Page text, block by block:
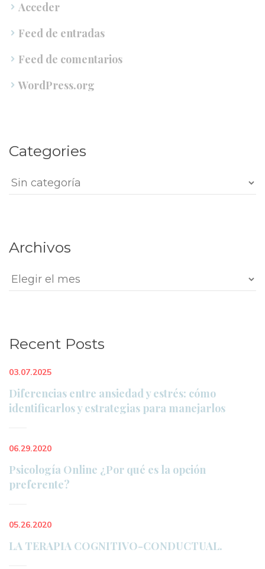
Acceder
Feed de entrada
Feed de comentario
WordPress.org
Categorie
Categorie
Archivo
Archivo
Recent Post
03.07.2025
Diferencias entre ansiedad y estrés: cómo
identificarlos y estrategias para manejarlo
06.29.2020
Psicología Online ¿Por qué es la opción
preferente?
05.26.2020
LA TERAPIA COGNITIVO-CONDUCTUAL.